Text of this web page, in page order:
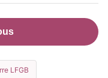
LFGB